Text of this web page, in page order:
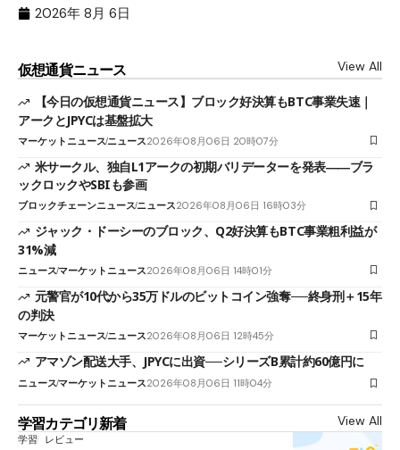
2026年 8月 6日
仮想通貨ニュース View All
【今日の仮想通貨ニュース】ブロック好決算もBTC事業失速｜
アークとJPYCは基盤拡大
マーケットニュースニュース2026年08月06日 20時07分
米サークル、独自L1アークの初期バリデーターを発表――ブラ
ックロックやSBIも参画
ブロックチェーンニュースニュース2026年08月06日 16時03分
ジャック・ドーシーのブロック、Q2好決算もBTC事業粗利益が
31%減
ニュースマーケットニュース2026年08月06日 14時01分
元警官が10代から35万ドルのビットコイン強奪──終身刑＋15年
の判決
マーケットニュースニュース2026年08月06日 12時45分
アマゾン配送大手、JPYCに出資──シリーズB累計約60億円に
ニュースマーケットニュース2026年08月06日 11時04分
学習カテゴリ新着 View All
学習 レビュー